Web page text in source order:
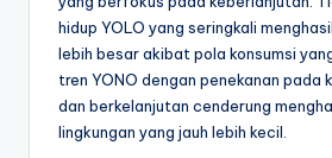
hidup YOLO yang seringkali
lebih besar akibat pola konsumsi
tren YONO dengan penekanan pada
dan berkelanjutan cenderung
lingkungan yang jauh lebih kecil.